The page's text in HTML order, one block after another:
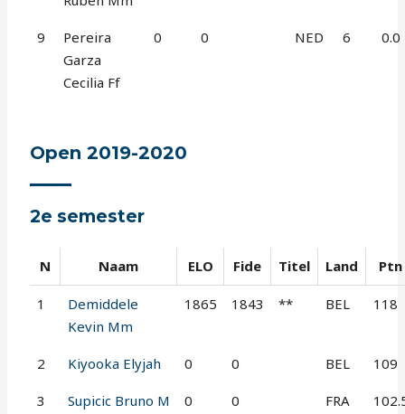
9
Pereira
Garza
Cecilia Ff
0 0 NED 6 0.0
Open 2019-2020
2e semester
N Naam ELO Fide Titel Land Ptn
1
Demiddele
Kevin Mm
1865 1843 ** BEL 118
2 Kiyooka Elyjah 0 0 BEL 109
3 Supicic Bruno M 0 0 FRA